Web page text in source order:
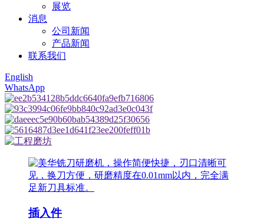
展览
消息
公司新闻
产品新闻
联系我们
English
WhatsApp
插入件